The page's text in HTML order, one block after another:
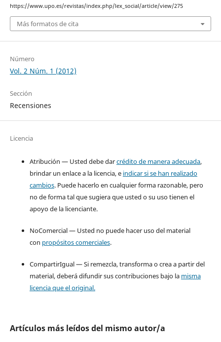
https://www.upo.es/revistas/index.php/lex_social/article/view/275
Más formatos de cita
Número
Vol. 2 Núm. 1 (2012)
Sección
Recensiones
Licencia
Atribución — Usted debe darcrédito de manera adecuada,
brindar un enlace a la licencia, e indicar si se han realizado
cambios. Puede hacerlo en cualquier forma razonable, pero
no de forma tal que sugiera que usted o su uso tienen el
apoyo de la licenciante.
NoComercial — Usted no puede hacer uso del material
con propósitos comerciales.
CompartirIgual — Si remezcla, transforma o crea a partir del
material, deberá difundir sus contribuciones bajo la misma
licencia que el original.
Artículos más leídos del mismo autor/a